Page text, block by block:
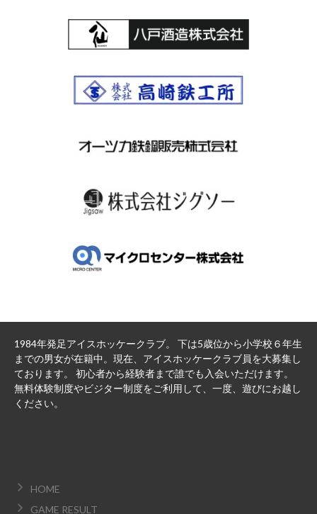
1984年発足アイスホッケークラブ。 下は5歳位から小学校６年生
までの男女が在籍中。現在、アイスホッケークラブ員を大募集し
ております。 初心者から経験者まで誰でも入会いただけます。
無料体験制度やビジター制度をご利用して、一度、遊びにお越し
ください。
HOME
GAME RESULT